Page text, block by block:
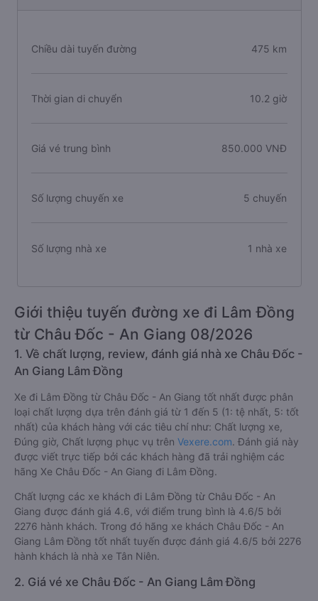
Chiều dài tuyến đường 475 km
Thời gian di chuyển 10.2 giờ
Giá vé trung bình 850.000 VNĐ
Số lượng chuyến xe 5 chuyến
Số lượng nhà xe 1 nhà xe
Giới thiệu tuyến đường xe đi Lâm Đồng
từ Châu Đốc - An Giang 08/2026
1. Về chất lượng, review, đánh giá nhà xe Châu Đốc -
An Giang Lâm Đồng
Xe đi Lâm Đồng từ Châu Đốc - An Giang tốt nhất được phân
loại chất lượng dựa trên đánh giá từ 1 đến 5 (1: tệ nhất, 5: tốt
nhất) của khách hàng với các tiêu chí như: Chất lượng xe,
Đúng giờ, Chất lượng phục vụ trên Vexere.com. Đánh giá này
được viết trực tiếp bởi các khách hàng đã trải nghiệm các
hãng Xe Châu Đốc - An Giang đi Lâm Đồng.
Chất lượng các xe khách đi Lâm Đồng từ Châu Đốc - An
Giang được đánh giá 4.6, với điểm trung bình là 4.6/5 bởi
2276 hành khách. Trong đó hãng xe khách Châu Đốc - An
Giang Lâm Đồng tốt nhất tuyến được đánh giá 4.6/5 bởi 2276
hành khách là nhà xe Tân Niên.
2. Giá vé xe Châu Đốc - An Giang Lâm Đồng